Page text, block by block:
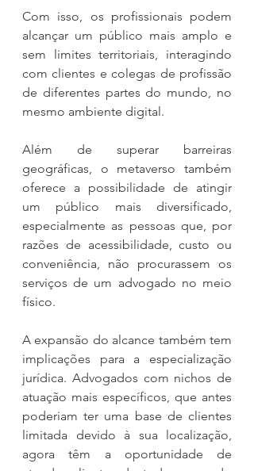
Com isso, os profissionais podem
alcançar um público mais amplo e
sem limites territoriais, interagindo
com clientes e colegas de profissão
de diferentes partes do mundo, no
mesmo ambiente digital.
Além de superar barreiras
geográficas, o metaverso também
oferece a possibilidade de atingir
um público mais diversificado,
especialmente as pessoas que, por
razões de acessibilidade, custo ou
conveniência, não procurassem os
serviços de um advogado no meio
físico.
A expansão do alcance também tem
implicações para a especialização
jurídica. Advogados com nichos de
atuação mais específicos, que antes
poderiam ter uma base de clientes
limitada devido à sua localização,
agora têm a oportunidade de